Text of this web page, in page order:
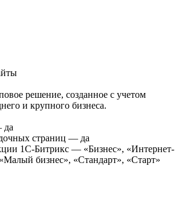
решение, созданное с учетом
и крупного бизнеса.
да
страниц — да
1С-Битрикс — «Бизнес», «Интернет-
бизнес», «Стандарт», «Старт»